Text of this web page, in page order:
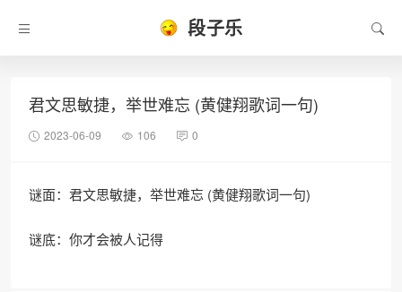
段子乐
君文思敏捷，举世难忘 (黄健翔歌词一句)
2023-06-09 106 0
谜面：君文思敏捷，举世难忘 (黄健翔歌词一句)
谜底：你才会被人记得